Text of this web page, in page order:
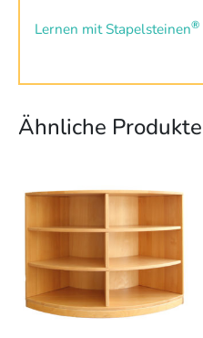
Lernen mit Stapelsteinen®
Ähnliche Produkte